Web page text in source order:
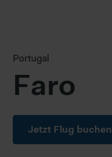
Portugal
Faro
Jetzt Flug buchen